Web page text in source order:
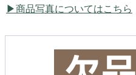
商品写真についてはこちら